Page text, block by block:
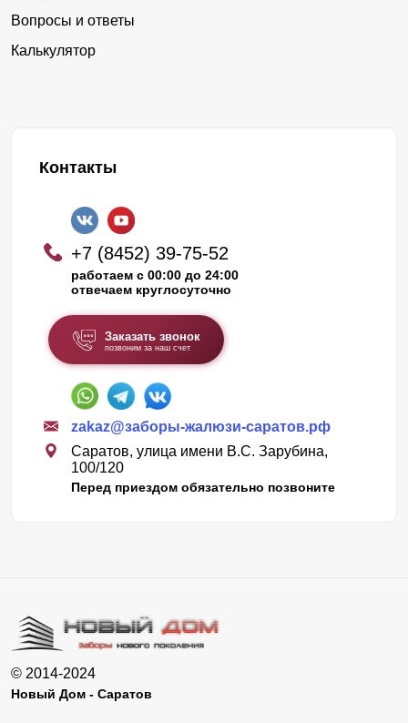
Вопросы и ответы
Калькулятор
Контакты
+7 (8452) 39-75-52
работаем с 00:00 до 24:00
отвечаем круглосуточно
Заказать звонок
позвоним за наш счет
zakaz@заборы-жалюзи-саратов.рф
Саратов, улица имени В.С. Зарубина,
100/120
Перед приездом обязательно позвоните
© 2014-2024
Новый Дом - Саратов